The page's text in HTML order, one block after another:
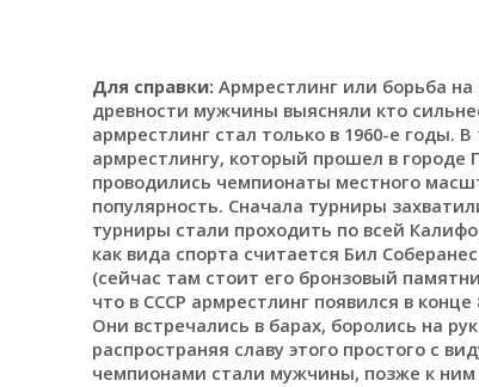
Для справки: Армрестлинг или борьба
древности мужчины выясняли кто
армрестлинг стал только в 1960-е годы.
армрестлингу, который прошел в
проводились чемпионаты местного
популярность. Сначала турниры
турниры стали проходить по всей
как вида спорта считается Бил
(сейчас там стоит его бронзовый
что в СССР армрестлинг появился в
Они встречались в барах, боролись на
распространяя славу этого простого с
чемпионами стали мужчины, позже к